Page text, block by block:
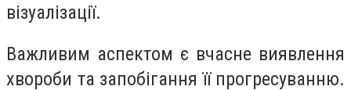
візуалізації.
Важливим аспектом є вчасне виявлення
хвороби та запобігання її прогресуванню.